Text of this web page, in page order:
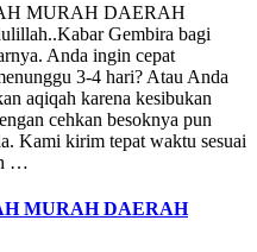
MURAH DAERAH
Gembira bagi
Anda ingin cepat
3-4 hari? Atau Anda
aqiqah karena kesibukan
cehkan besoknya pun
Kami kirim tepat waktu sesuai
…
MURAH DAERAH